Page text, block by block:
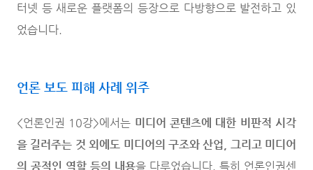
터넷 등 새로운 플랫폼의 등장으로 다방향으로 발전하고 있
었습니다.
언론 보도 피해 사례 위주
<언론인권 10강>에서는 미디어 콘텐츠에 대한 비판적 시각
을 길러주는 것 외에도 미디어의 구조와 산업, 그리고 미디어
의 공적인 역할 등의 내용을 다루었습니다. 특히 언론인권센